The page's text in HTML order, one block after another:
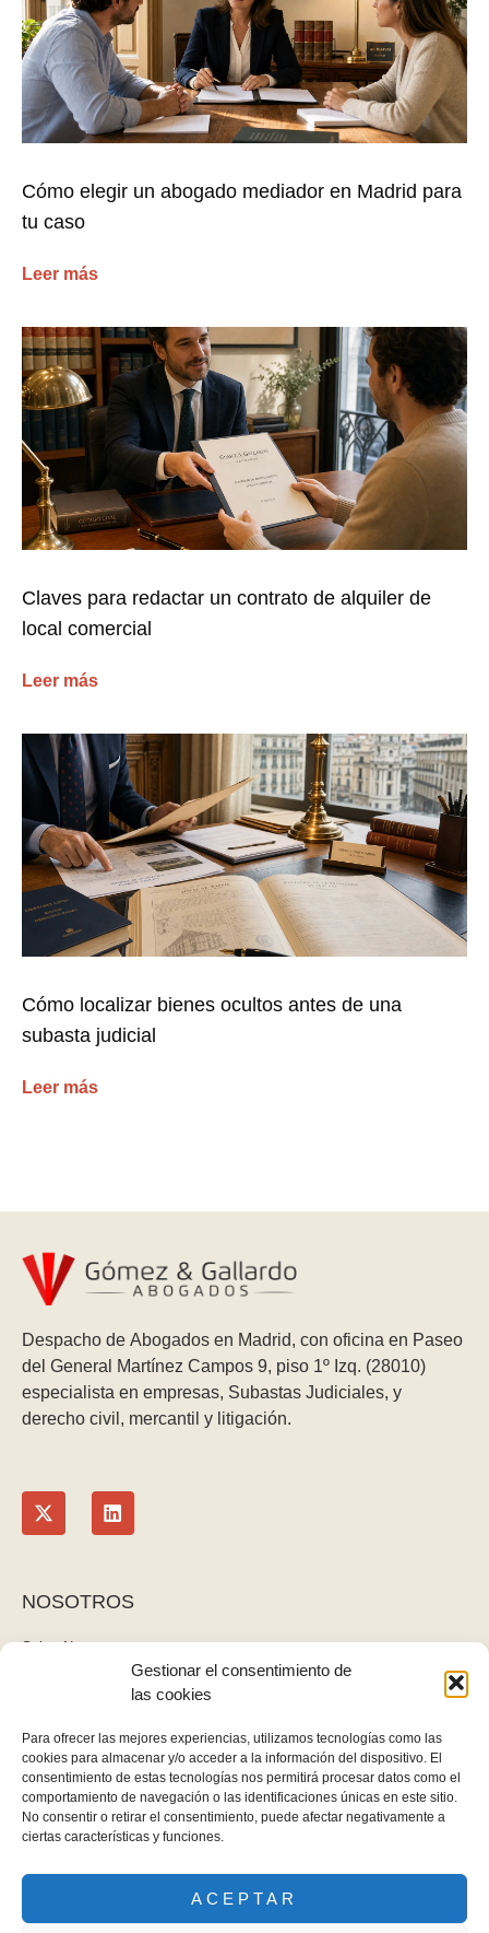
Gestionar el consentimiento de
las cookies
Para ofrecer las mejores experiencias, utilizamos tecnologías como las
cookies para almacenar y/o acceder a la información del dispositivo. El
consentimiento de estas tecnologías nos permitirá procesar datos como el
comportamiento de navegación o las identificaciones únicas en este sitio.
No consentir o retirar el consentimiento, puede afectar negativamente a
ciertas características y funciones.
ACEPTAR
Cómo elegir un abogado mediador en Madrid para
tu caso
Leer más
Claves para redactar un contrato de alquiler de
local comercial
Leer más
Cómo localizar bienes ocultos antes de una
subasta judicial
Leer más
Despacho de Abogados en Madrid, con oficina en Paseo
del General Martínez Campos 9, piso 1º Izq. (28010)
especialista en empresas, Subastas Judiciales, y
derecho civil, mercantil y litigación.
NOSOTROS
Sobre Nosotros
Política de privacidad
Aviso legal y cookies
Derecho de desistimiento
Gomez Gallardo - Todos los derechos reservados